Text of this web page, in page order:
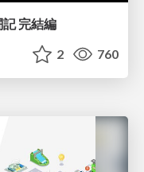
完結編
2 760